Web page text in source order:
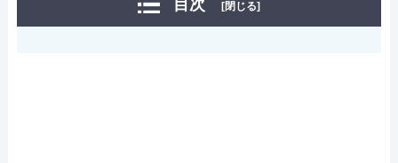
目次 [閉じる]